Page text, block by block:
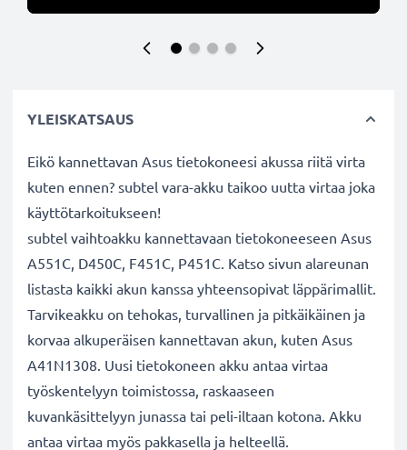
YLEISKATSAUS
Eikö kannettavan Asus tietokoneesi akussa riitä virta
kuten ennen? subtel vara-akku taikoo uutta virtaa joka
käyttötarkoitukseen!
subtel vaihtoakku kannettavaan tietokoneeseen Asus
A551C, D450C, F451C, P451C. Katso sivun alareunan
listasta kaikki akun kanssa yhteensopivat läppärimallit.
Tarvikeakku on tehokas, turvallinen ja pitkäikäinen ja
korvaa alkuperäisen kannettavan akun, kuten Asus
A41N1308. Uusi tietokoneen akku antaa virtaa
työskentelyyn toimistossa, raskaaseen
kuvankäsittelyyn junassa tai peli-iltaan kotona. Akku
antaa virtaa myös pakkasella ja helteellä.